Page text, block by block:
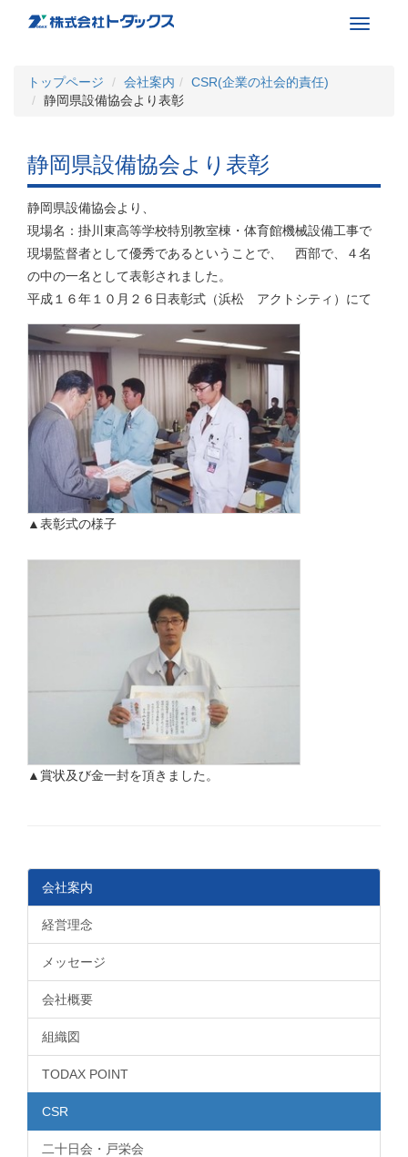
Toggle
トップページ 会社案内
CSR(企業の社会的責任)
静岡県設備協会より表彰
静岡県設備協会より表彰
静岡県設備協会より、
現場名：掛川東高等学校特別教室棟・体育館機械設備工事で
現場監督者として優秀であるということで、 西部で、４名
の中の一名として表彰されました。
平成１６年１０月２６日表彰式（浜松 アクトシティ）にて
▲表彰式の様子
▲賞状及び金一封を頂きました。
会社案内
経営理念
メッセージ
会社概要
組織図
TODAX POINT
CSR
二十日会・戸栄会